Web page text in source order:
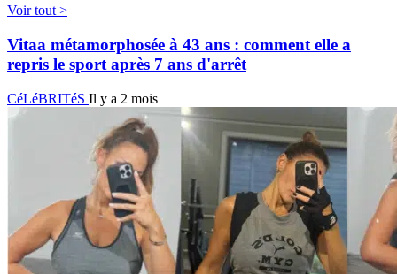
Voir tout >
Vitaa métamorphosée à 43 ans : comment elle a
repris le sport après 7 ans d'arrêt
CéLéBRITéS Il y a 2 mois